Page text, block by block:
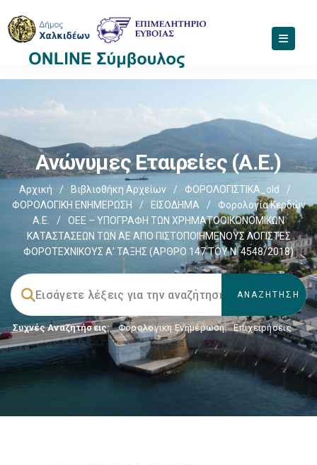
Ανώνυμες Εταιρείες (Α.Ε.)
Αρχική / Βιβλιοθήκη Αρχείων / ΦΟΡΟΛΟΓΙΣΤΙΚΑ_old
/
ΦΟΡΟΛΟΓΙΚΗ ΕΝΗΜΕΡΩΣΗ
/ ΕΙΣΟΔΗΜΑ /
Φορολογία Κερδών
Α.Ε.
/
ΟΕΕ – ΥΠΟΓΡΑΦΗ ΤΩΝ ΧΡΗΜΑΤΟΟΙΚΟΝΟΜΙΚΩΝ
ΚΑΤΑΣΤΑΣΕΩΝ ΤΩΝ ΑΕ ΑΠΟ ΠΙΣΤΟΠΟΙΗΜΕΝΟΥΣ ΛΟΓΙΣΤΕΣ
ΦΟΡΟΤΕΧΝΙΚΟΥΣ Α’ ΤΑΞΗΣ (ΑΡΘΡΟ 147 ΤΟΥ Ν. 4548/2018)
Συχνές Αναζητήσεις: Φορολογικη Ενημέρωση, Επιχειρήσεις